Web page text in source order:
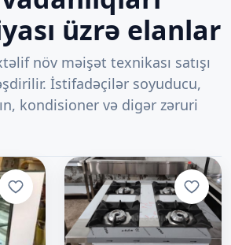
üzrə elanlar
növ məişət texnikası satışı
İstifadəçilər soyuducu,
kondisioner və digər zəruri